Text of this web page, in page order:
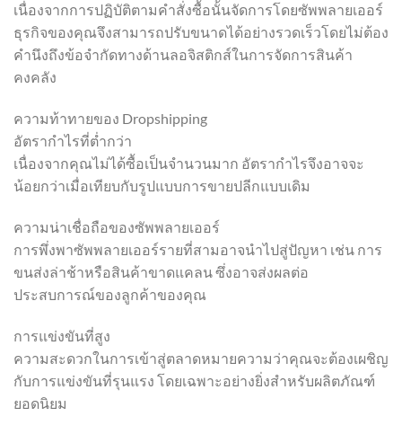
เนื่องจากการปฏิบัติตามคำสั่งซื้อนั้นจัดการโดยซัพพลายเออร์
ธุรกิจของคุณจึงสามารถปรับขนาดได้อย่างรวดเร็วโดยไม่ต้อง
คำนึงถึงข้อจำกัดทางด้านลอจิสติกส์ในการจัดการสินค้า
คงคลัง
ความท้าทายของ Dropshipping
อัตรากำไรที่ต่ำกว่า
เนื่องจากคุณไม่ได้ซื้อเป็นจำนวนมาก อัตรากำไรจึงอาจจะ
น้อยกว่าเมื่อเทียบกับรูปแบบการขายปลีกแบบเดิม
ความน่าเชื่อถือของซัพพลายเออร์
การพึ่งพาซัพพลายเออร์รายที่สามอาจนำไปสู่ปัญหา เช่น การ
ขนส่งล่าช้าหรือสินค้าขาดแคลน ซึ่งอาจส่งผลต่อ
ประสบการณ์ของลูกค้าของคุณ
การแข่งขันที่สูง
ความสะดวกในการเข้าสู่ตลาดหมายความว่าคุณจะต้องเผชิญ
กับการแข่งขันที่รุนแรง โดยเฉพาะอย่างยิ่งสำหรับผลิตภัณฑ์
ยอดนิยม